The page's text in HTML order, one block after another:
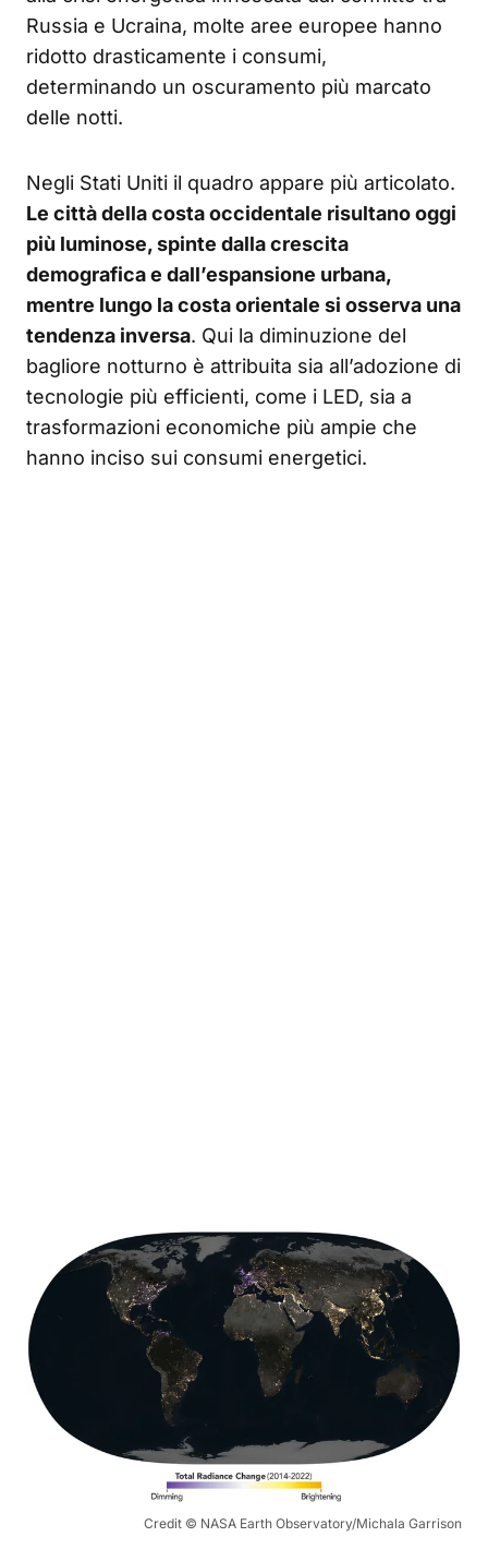
Russia e Ucraina, molte aree europee hanno
ridotto drasticamente i consumi,
determinando un oscuramento più marcato
delle notti.
Negli Stati Uniti il quadro appare più articolato.
Le città della costa occidentale risultano oggi
più luminose, spinte dalla crescita
demografica e dall’espansione urbana,
mentre lungo la costa orientale si osserva una
tendenza inversa. Qui la diminuzione del
bagliore notturno è attribuita sia all’adozione di
tecnologie più efficienti, come i LED, sia a
trasformazioni economiche più ampie che
hanno inciso sui consumi energetici.
Credit © NASA Earth Observatory/Michala Garrison